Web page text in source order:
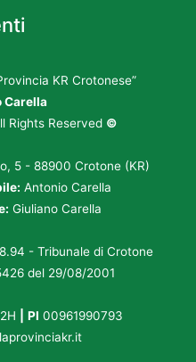
KR Crotonese”
Carella
Rights Reserved ©
5 - 88900 Crotone (KR)
Antonio Carella
Giuliano Carella
- Tribunale di Crotone
del 29/08/2001
PI 00961990793